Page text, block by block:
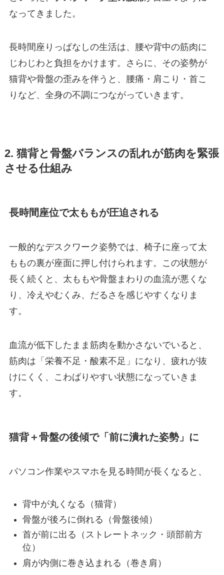
なってきました。
長時間座りっぱなしの生活は、腰や背中の筋肉に
じわじわと負担をかけます。さらに、その姿勢が
猫背や骨盤の歪みを伴うと、腰痛・肩こり・首こ
りなど、全身の不調につながっていきます。
2. 猫背と骨盤バランスの乱れが筋肉を緊張
させる仕組み
長時間座位で太ももが圧迫される
一般的なデスクワーク姿勢では、椅子に座って太
ももの裏が座面に押し付けられます。この状態が
長く続くと、太ももや骨盤まわりの血流が悪くな
り、冷えやむくみ、だるさを感じやすくなりま
す。
血流が低下したまま筋肉を動かさないでいると、
筋肉は「栄養不足・酸素不足」になり、疲れが抜
けにくく、こわばりやすい状態になっていきま
す。
猫背＋骨盤の後傾で「前に潰れた姿勢」に
パソコン作業やスマホを見る時間が長くなると、
背中が丸くなる（猫背）
骨盤が後ろに倒れる（骨盤後傾）
首が前に出る（ストレートネック・頭部前方
位）
肩が内側に巻き込まれる（巻き肩）